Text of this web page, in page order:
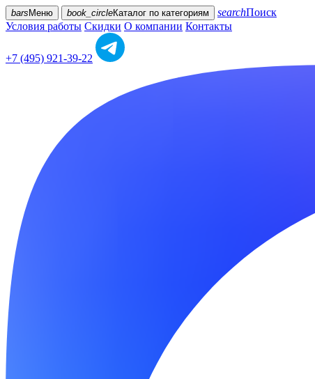
bars Меню book_circleКаталог по категориям searchПоиск
Условия работы Скидки О компании Контакты
+7 (495) 921-39-22